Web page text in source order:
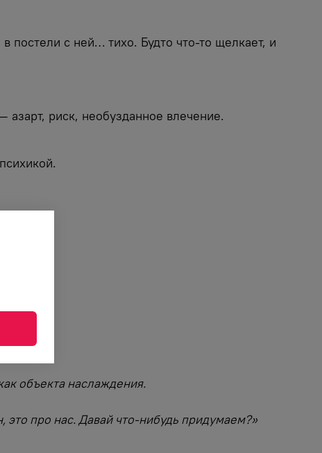
постели с ней… тихо. Будто что-то щелкает, и
азарт, риск, необузданное влечение.
объекта наслаждения.
это про нас. Давай что-нибудь придумаем?»